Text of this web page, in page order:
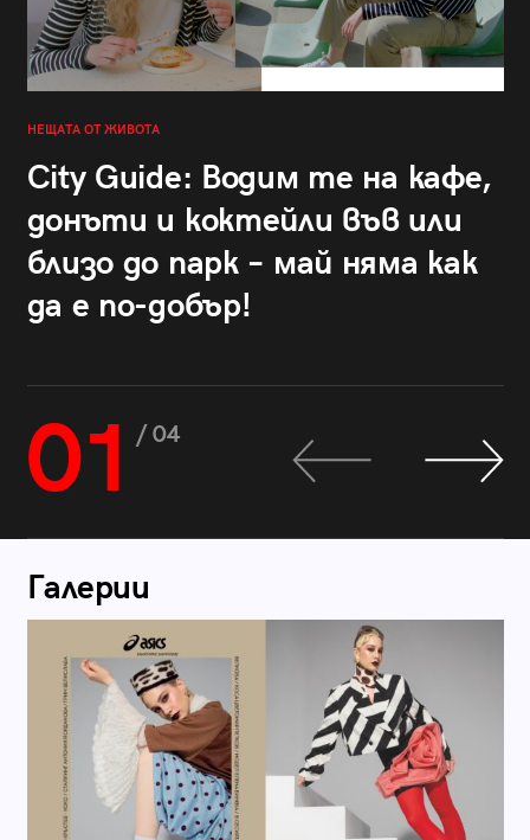
НЕЩАТА ОТ ЖИВОТА
City Guide: Водим те на кафе,
донъти и коктейли във или
близо до парк – май няма как
да е по-добър!
01 / 04
Галерии